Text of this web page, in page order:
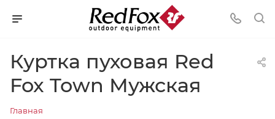
Куртка пуховая Red
Fox Town Мужская
Главная